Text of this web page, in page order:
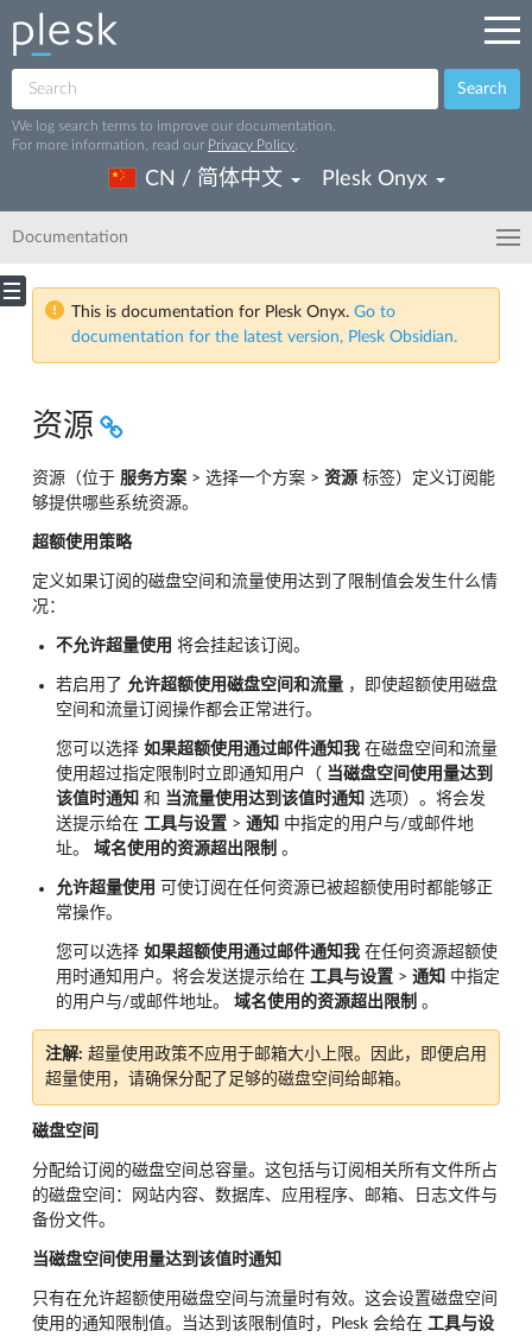
Search
We log search terms to improve our documentation.
For more information, read our Privacy Policy
CN / 简体中文 Plesk Onyx
Documentation
This is documentation for Plesk Onyx. Go to
documentation for the latest version, Plesk Obsidian.
资源
资源（位于 服务方案 > 选择一个方案 > 资源 标签）定义订阅能
够提供哪些系统资源。
超额使用策略
定义如果订阅的磁盘空间和流量使用达到了限制值会发生什么情
况：
不允许超量使用 将会挂起该订阅。
若启用了 允许超额使用磁盘空间和流量 ，即使超额使用磁盘
空间和流量订阅操作都会正常进行。
您可以选择 如果超额使用通过邮件通知我 在磁盘空间和流量
使用超过指定限制时立即通知用户（ 当磁盘空间使用量达到
该值时通知 和 当流量使用达到该值时通知 选项）。将会发
送提示给在 工具与设置 > 通知 中指定的用户与/或邮件地
址。 域名使用的资源超出限制 。
允许超量使用 可使订阅在任何资源已被超额使用时都能够正
常操作。
您可以选择 如果超额使用通过邮件通知我 在任何资源超额使
用时通知用户。将会发送提示给在 工具与设置 > 通知 中指定
的用户与/或邮件地址。 域名使用的资源超出限制 。
注解: 超量使用政策不应用于邮箱大小上限。因此，即便启用
超量使用，请确保分配了足够的磁盘空间给邮箱。
磁盘空间
分配给订阅的磁盘空间总容量。这包括与订阅相关所有文件所占
的磁盘空间：网站内容、数据库、应用程序、邮箱、日志文件与
备份文件。
当磁盘空间使用量达到该值时通知
只有在允许超额使用磁盘空间与流量时有效。这会设置磁盘空间
使用的通知限制值。当达到该限制值时，Plesk 会给在 工具与设